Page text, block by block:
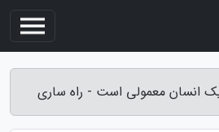
انسان معمولی است - راه ساری